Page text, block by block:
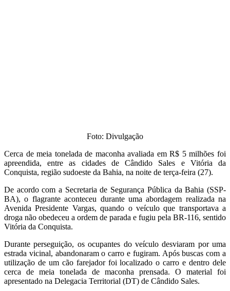
Foto: Divulgação
Cerca de meia tonelada de maconha avaliada em R$ 5 milhões foi
apreendida, entre as cidades de Cândido Sales e Vitória da
Conquista, região sudoeste da Bahia, na noite de terça-feira (27).
De acordo com a Secretaria de Segurança Pública da Bahia (SSP-
BA), o flagrante aconteceu durante uma abordagem realizada na
Avenida Presidente Vargas, quando o veículo que transportava a
droga não obedeceu a ordem de parada e fugiu pela BR-116, sentido
Vitória da Conquista.
Durante perseguição, os ocupantes do veículo desviaram por uma
estrada vicinal, abandonaram o carro e fugiram. Após buscas com a
utilização de um cão farejador foi localizado o carro e dentro dele
cerca de meia tonelada de maconha prensada. O material foi
apresentado na Delegacia Territorial (DT) de Cândido Sales.